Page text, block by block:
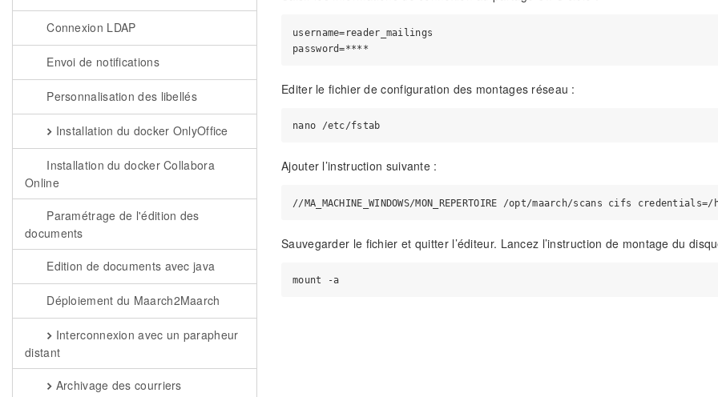
Connexion LDAP
Envoi de notifications
Personnalisation des libellés
Installation du docker OnlyOffice
Installation du docker Collabora
Online
Paramétrage de l'édition des
documents
Edition de documents avec java
Déploiement du Maarch2Maarch
Interconnexion avec un parapheur
distant
Archivage des courriers
username=reader_mailings
Editer le fichier de configuration des montages réseau :
Ajouter l’instruction suivante :
Sauvegarder le fichier et quitter l’éditeur. Lancez l’instruction de montage du